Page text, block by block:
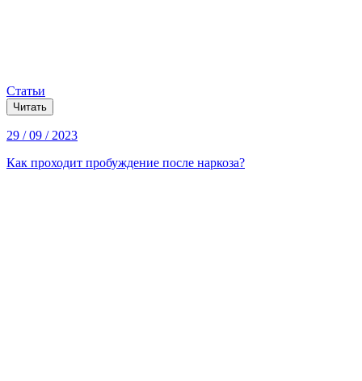
Статьи
Читать
29 / 09 / 2023
Как проходит пробуждение после наркоза?